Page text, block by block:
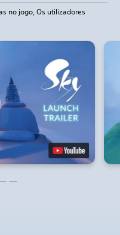
no jogo, Os utilizadores